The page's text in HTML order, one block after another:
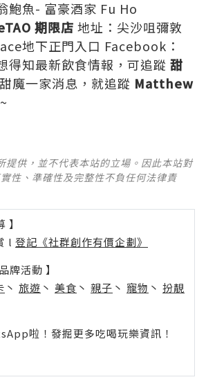
鮑魚- 富豪酒家 Fu Ho
期限店 地址：尖沙咀彌敦
地下正門入口 Facebook：
得知最新飲食情報，可追蹤 甜
魔一家消息，就追蹤 Matthew
提供，並不代表本站的立場。因此本站對
性、準確性及完整性不負任何法律責
】
l 登記《社群創作有價企劃》
牌活動 】
丶 旅遊 丶 美食 丶 親子 丶 寵物 丶 扮靚
啦！發掘更多吃喝玩樂資訊！